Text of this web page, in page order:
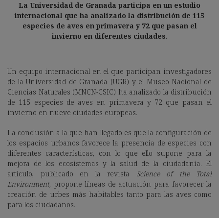
La Universidad de Granada participa en un estudio
internacional que ha analizado la distribución de 115
especies de aves en primavera y 72 que pasan el
invierno en diferentes ciudades.
Un equipo internacional en el que participan investigadores
de la Universidad de Granada (UGR) y el Museo Nacional de
Ciencias Naturales (MNCN-CSIC) ha analizado la distribución
de 115 especies de aves en primavera y 72 que pasan el
invierno en nueve ciudades europeas.
La conclusión a la que han llegado es que la configuración de
los espacios urbanos favorece la presencia de especies con
diferentes características, con lo que ello supone para la
mejora de los ecosistemas y la salud de la ciudadanía. El
artículo, publicado en la revista
Science of the Total
Environment, propone líneas de actuación para favorecer la
creación de urbes más habitables tanto para las aves como
para los ciudadanos.